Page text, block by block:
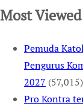
Most
Pemuda
Pengurus
2027 (57,015)
Pro Kontra